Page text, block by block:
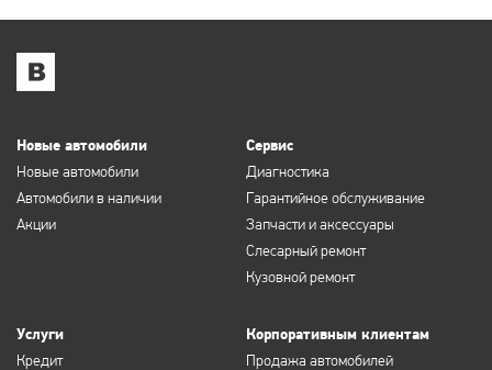
Новые автомобили
Новые автомобили
Автомобили в наличии
Акции
Сервис
Диагностика
Гарантийное обслуживание
Запчасти и аксессуары
Слесарный ремонт
Кузовной ремонт
Услуги
Кредит
Корпоративным клиентам
Продажа автомобилей